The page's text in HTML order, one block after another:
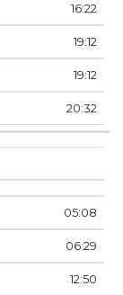
16:22
19:12
19:12
20:32
05:08
06:29
12:50